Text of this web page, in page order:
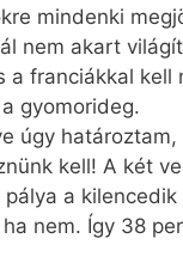
mindenki
nem akart
a franciákkal
gyomorideg.
úgy
kell! A két
a
nem. Így 38